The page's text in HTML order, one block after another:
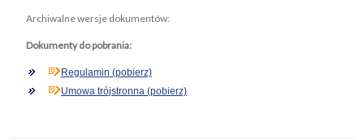
Archiwalne wersje dokumentów:
Dokumenty do pobrania:
Regulamin (pobierz)
Umowa trójstronna (pobierz)